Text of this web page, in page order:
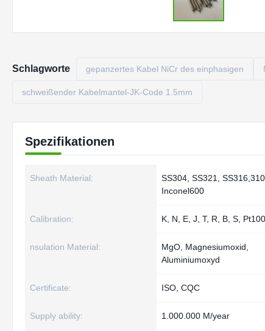
Schlagworte gepanzertes Kabel NiCr des einphasigen
schweißender Kabelmantel-JK-Code 1.5mm
Spezifikationen
Sheath Material:
SS304, SS321,
Inconel600
Calibration: K, N, E, J, T, R, B, S, Pt100
nsulation Material:
MgO, Magnesiumoxid,
Aluminiumoxyd
Certificate: ISO, CQC
Supply ability: 1.000.000 M/year